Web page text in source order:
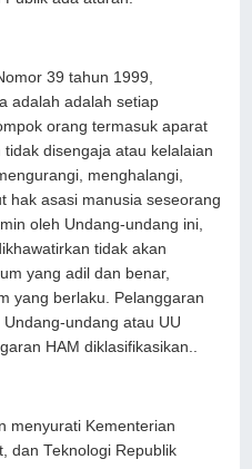
39 tahun 1999,
adalah adalah setiap
orang termasuk aparat
disengaja atau kelalaian
menghalangi,
hak asasi manusia seseorang
oleh Undang-undang ini,
tidak akan
yang adil dan benar,
yang berlaku. Pelanggaran
undang atau UU
HAM diklasifikasikan..
menyurati Kementerian
dan Teknologi Republik